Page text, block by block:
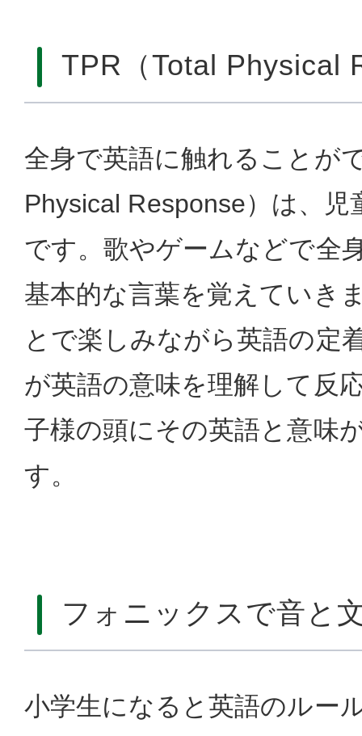
TPR（Total Physical
全身で英語に触れることが
Physical Response）は、児
です。歌やゲームなどで全
基本的な言葉を覚えていき
とで楽しみながら英語の定
が英語の意味を理解して反
子様の頭にその英語と意味
す。
フォニックスで音と
小学生になると英語のルー